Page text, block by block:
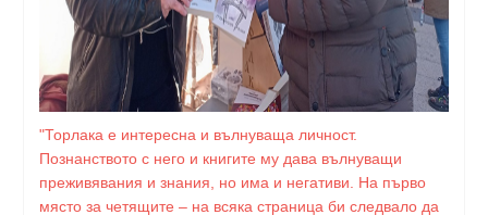
"Торлака е интересна и вълнуваща личност.
Познанството с него и книгите му дава вълнуващи
преживявания и знания, но има и негативи. На първо
място за четящите – на всяка страница би следвало да